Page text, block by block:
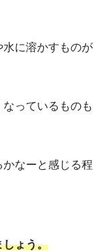
に溶かすものが
っているものも
なーと感じる程
しょう。